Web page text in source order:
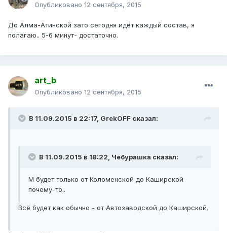
Опубликовано 12 сентября, 2015
До Алма-Атинской зато сегодня идёт каждый состав, я
полагаю.. 5-6 минут- достаточно.
art_b
Опубликовано 12 сентября, 2015
В 11.09.2015 в 22:17, GrekOFF сказал:
В 11.09.2015 в 18:22, Чебурашка сказал:
М будет только от Коломенской до Каширской
почему-то..
Всё будет как обычно - от Автозаводской до Каширской.